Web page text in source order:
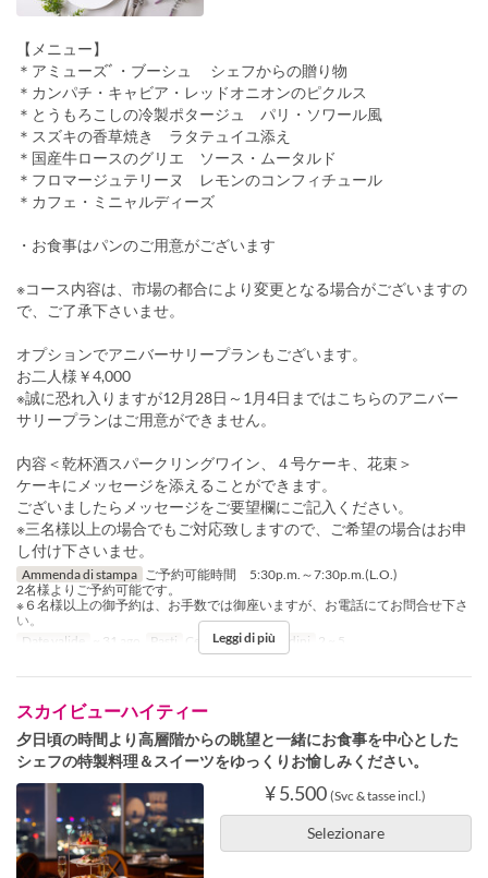
【メニュー】
＊アミューズﾞ・ブーシュ シェフからの贈り物
＊カンパチ・キャビア・レッドオニオンのピクルス
＊とうもろこしの冷製ポタージュ パリ・ソワール風
＊スズキの香草焼き ラタテュイユ添え
＊国産牛ロースのグリエ ソース・ムータルド
＊フロマージュテリーヌ レモンのコンフィチュール
＊カフェ・ミニャルディーズ
・お食事はパンのご用意がございます
※コース内容は、市場の都合により変更となる場合がございますの
で、ご了承下さいませ。
オプションでアニバーサリープランもございます。
お二人様￥4,000
※誠に恐れ入りますが12月28日～1月4日まではこちらのアニバー
サリープランはご用意ができません。
内容＜乾杯酒スパークリングワイン、４号ケーキ、花束＞
ケーキにメッセージを添えることができます。
ございましたらメッセージをご要望欄にご記入ください。
※三名様以上の場合でもご対応致しますので、ご希望の場合はお申
し付け下さいませ。
Ammenda di stampa ご予約可能時間 5:30p.m.～7:30p.m.(L.O.)
2名様よりご予約可能です。
※６名様以上の御予約は、お手数では御座いますが、お電話にてお問合せ下さ
い。
Date valide
~ 31 ago Pasti Cena Limite di ordini 2 ~ 5
Leggi di più
スカイビューハイティー
夕日頃の時間より高層階からの眺望と一緒にお食事を中心とした
シェフの特製料理＆スイーツをゆっくりお愉しみください。
¥ 5.500 (Svc & tasse incl.)
Selezionare